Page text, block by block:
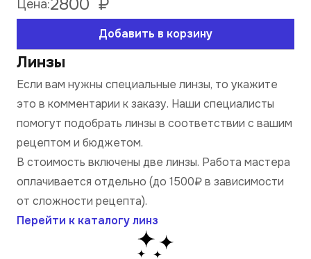
Цена:2800 ₽
Добавить в корзину
Линзы
Если вам нужны специальные линзы, то укажите
это в комментарии к заказу. Наши специалисты
помогут подобрать линзы в соответствии с вашим
рецептом и бюджетом.
В стоимость включены две линзы. Работа мастера
оплачивается отдельно (до 1500₽ в зависимости
от сложности рецепта).
Перейти к каталогу линз